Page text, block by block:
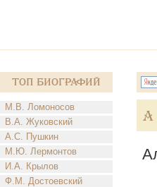
Топ Биографий
М.В. Ломоносов
В.А. Жуковский
А.С. Пушкин
М.Ю. Лермонтов
И.А. Крылов
Ф.М. Достоевский
А